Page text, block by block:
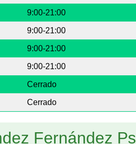
9:00-21:00
9:00-21:00
9:00-21:00
9:00-21:00
Cerrado
Cerrado
Fernández